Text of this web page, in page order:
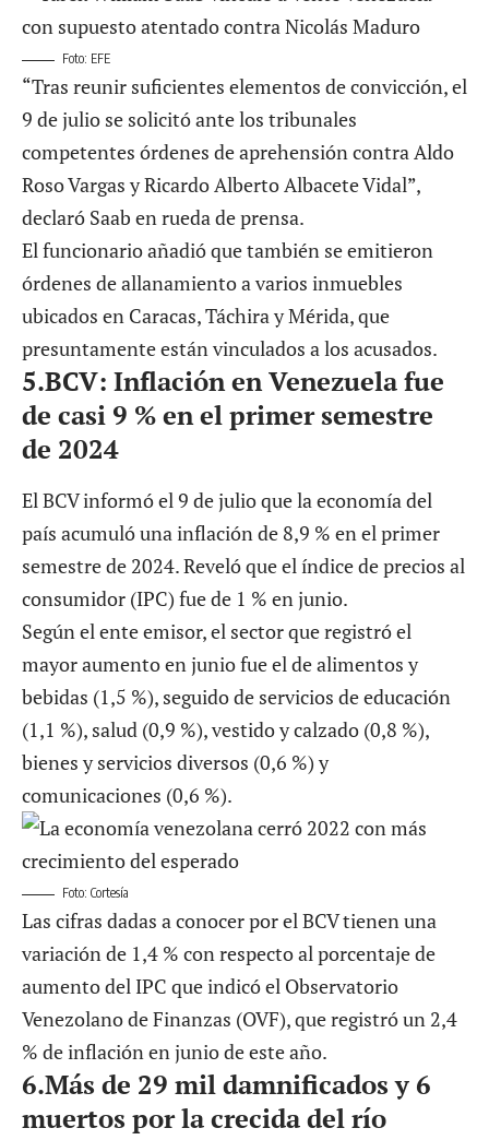
Foto: EFE
“Tras reunir suficientes elementos de convicción, el
9 de julio se solicitó ante los tribunales
competentes órdenes de aprehensión contra Aldo
Roso Vargas y Ricardo Alberto Albacete Vidal”,
declaró Saab en rueda de prensa.
El funcionario añadió que también se emitieron
órdenes de allanamiento a varios inmuebles
ubicados en Caracas, Táchira y Mérida, que
presuntamente están vinculados a los acusados.
5.BCV: Inflación en Venezuela fue
de casi 9 % en el primer semestre
de 2024
El BCV informó el 9 de julio que la economía del
país acumuló una inflación de 8,9 % en el primer
semestre de 2024. Reveló que el índice de precios al
consumidor (IPC) fue de 1 % en junio.
Según el ente emisor, el sector que registró el
mayor aumento en junio fue el de alimentos y
bebidas (1,5 %), seguido de servicios de educación
(1,1 %), salud (0,9 %), vestido y calzado (0,8 %),
bienes y servicios diversos (0,6 %) y
comunicaciones (0,6 %).
Foto: Cortesía
Las cifras dadas a conocer por el BCV tienen una
variación de 1,4 % con respecto al porcentaje de
aumento del IPC que indicó el Observatorio
Venezolano de Finanzas (OVF), que registró un 2,4
% de inflación en junio de este año.
6.Más de 29 mil damnificados y 6
muertos por la crecida del río